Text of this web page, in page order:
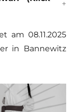
am 08.11.2025
in Bannewitz